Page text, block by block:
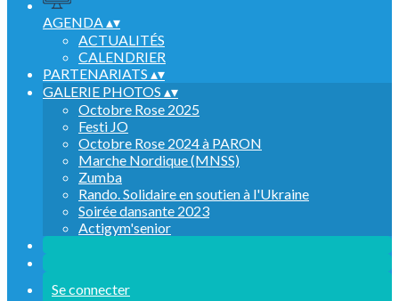
AGENDA▴▾
ACTUALITÉS
CALENDRIER
PARTENARIATS ▴▾
GALERIE PHOTOS ▴▾
Octobre Rose 2025
Festi JO
Octobre Rose 2024 à PARON
Marche Nordique (MNSS)
Zumba
Rando. Solidaire en soutien à l'Ukraine
Soirée dansante 2023
Actigym'senior
Se connecter